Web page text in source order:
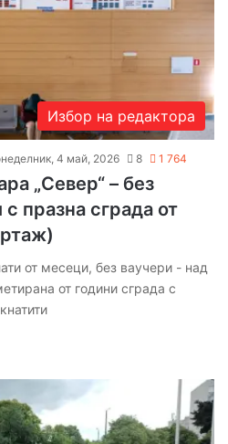
Избор на редактора
4 май, 2026 8 1 764
„Север“ – без
празна сграда от
от месеци, без ваучери - над
от години сграда с